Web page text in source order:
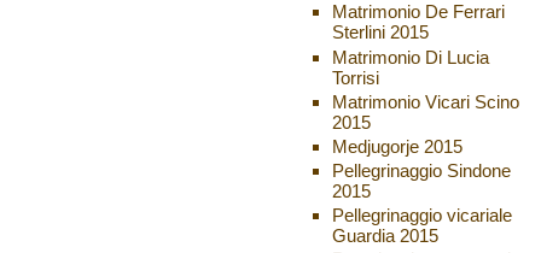
Matrimonio De Ferrari
Sterlini 2015
Matrimonio Di Lucia
Torrisi
Matrimonio Vicari Scino
2015
Medjugorje 2015
Pellegrinaggio Sindone
2015
Pellegrinaggio vicariale
Guardia 2015